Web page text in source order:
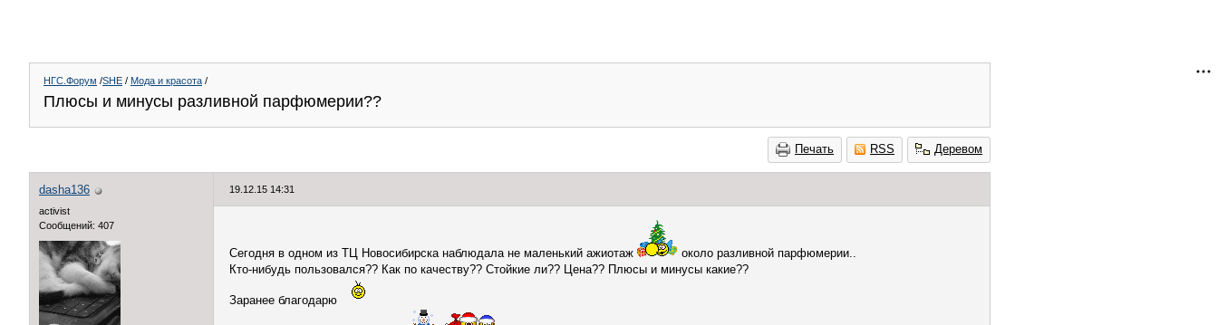
НГС.Форум /SHE / Мода и красота /
Плюсы и минусы разливной парфюмерии??
Печать RSS Деревом
dasha136
activist
Сообщений: 407
19.12.15 14:31
Сегодня в одном из ТЦ Новосибирска наблюдала не маленький ажиотаж
около разливной парфюмерии..
Кто-нибудь пользовался?? Как по качеству?? Стойкие ли?? Цена?? Плюсы и минусы какие??
Заранее благодарю